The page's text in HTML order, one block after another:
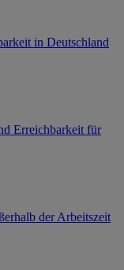
in Deutschland
Erreichbarkeit für
der Arbeitszeit